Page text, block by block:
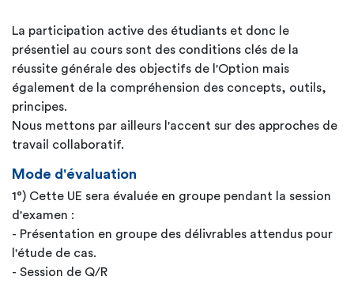
La participation active des étudiants et donc le
présentiel au cours sont des conditions clés de la
réussite générale des objectifs de l'Option mais
également de la compréhension des concepts, outils,
principes.
Nous mettons par ailleurs l'accent sur des approches de
travail collaboratif.
Mode d'évaluation
1°) Cette UE sera évaluée en groupe pendant la session
d'examen :
- Présentation en groupe des délivrables attendus pour
l'étude de cas.
- Session de Q/R